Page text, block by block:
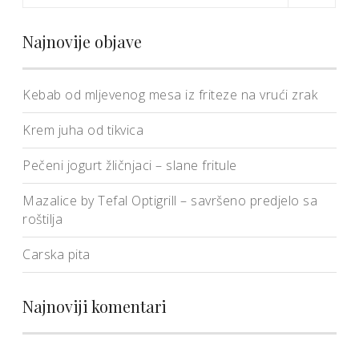
Najnovije objave
Kebab od mljevenog mesa iz friteze na vrući zrak
Krem juha od tikvica
Pečeni jogurt žličnjaci – slane fritule
Mazalice by Tefal Optigrill – savršeno predjelo sa
roštilja
Carska pita
Najnoviji komentari